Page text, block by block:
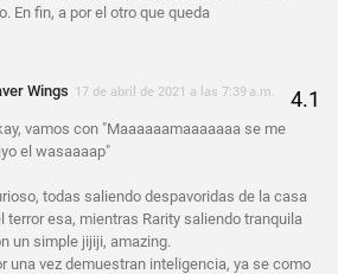
En fin, a por el otro que queda
Wings 17 de abril de 2021 a las 7:39 a.m.
vamos con "Maaaaaamaaaaaaa se me
el wasaaaap"
todas saliendo despavoridas de la casa
terror esa, mientras Rarity saliendo tranquila
un simple jijiji, amazing.
una vez demuestran inteligencia, ya se como